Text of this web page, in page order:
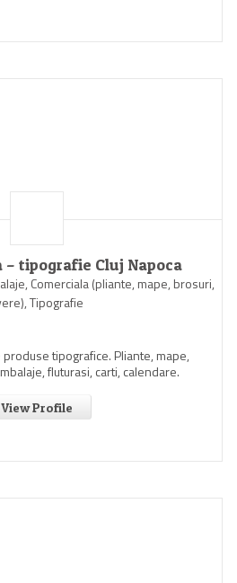
tipografie Cluj Napoca
Comerciala (pliante, mape, brosuri,
Tipografie
tipografice. Pliante, mape,
fluturasi, carti, calendare.
View Profile